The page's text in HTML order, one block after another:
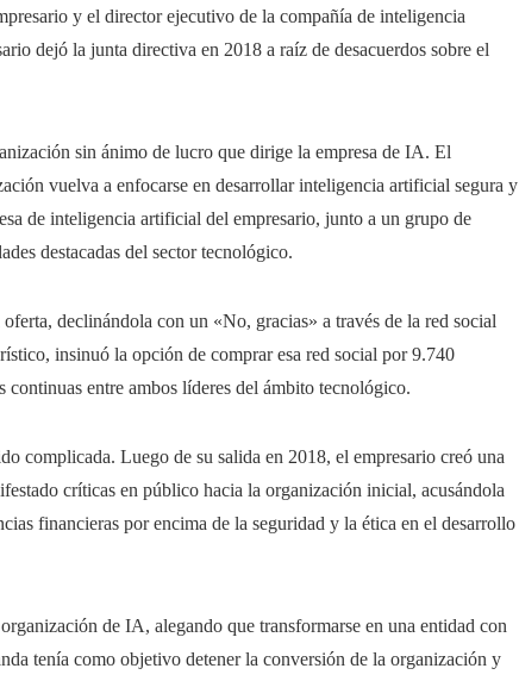
y el director ejecutivo de la compañía de inteligencia
dejó la junta directiva en 2018 a raíz de desacuerdos sobre el
sin ánimo de lucro que dirige la empresa de IA. El
vuelva a enfocarse en desarrollar inteligencia artificial segura y
de inteligencia artificial del empresario, junto a un grupo de
destacadas del sector tecnológico.
declinándola con un «No, gracias» a través de la red social
insinuó la opción de comprar esa red social por 9.740
continuas entre ambos líderes del ámbito tecnológico.
complicada. Luego de su salida en 2018, el empresario creó una
críticas en público hacia la organización inicial, acusándola
financieras por encima de la seguridad y la ética en el desarrollo
de IA, alegando que transformarse en una entidad con
tenía como objetivo detener la conversión de la organización y